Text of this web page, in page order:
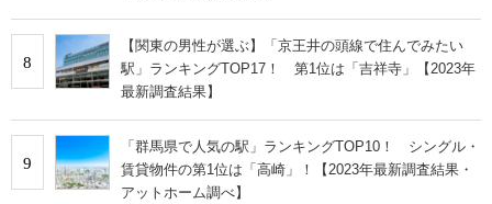
8
【関東の男性が選ぶ】「京王井の頭線で住んでみたい
駅」ランキングTOP17！ 第1位は「吉祥寺」【2023年
最新調査結果】
9
「群馬県で人気の駅」ランキングTOP10！ シングル・
賃貸物件の第1位は「高崎」！【2023年最新調査結果・
アットホーム調べ】